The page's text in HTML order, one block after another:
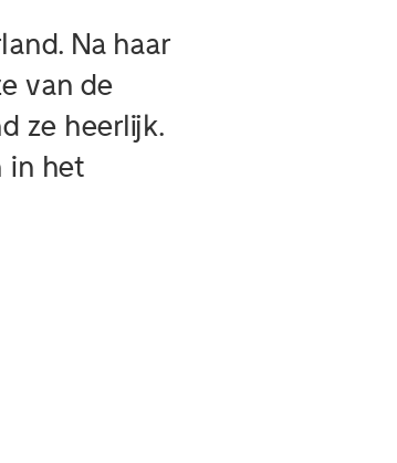
Na haar
van de
ze heerlijk.
in het